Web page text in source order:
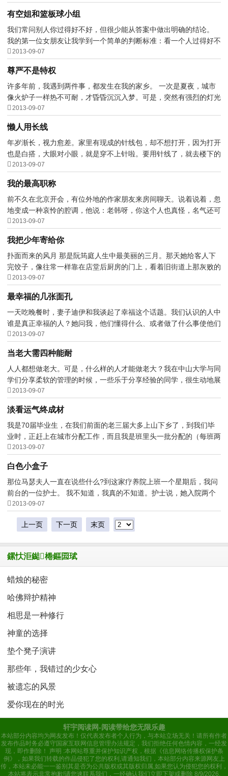
有空姐和篮板球小组
我们常问别人你过得好不好，但很少能从答案中做出明确的结论。
我的第一位女朋友让我学到一个简单的判断标准：看一个人过得好不
好，就看他有没有空...
 2013-09-07
尊严不是特权
许多年前，我遇到两件事，都发生在我的家乡。 一次是夏夜，城市
像火炉子一样热不可耐，才昏昏沉沉入梦。可是，突然有强烈的灯光
将我刺醒，我揉了半...
 2013-09-07
懒人用长线
年岁渐长，视力愈差。家里有现成的针线包，却不想打开，因为打开
也是白搭，大眼对小眼，就是穿不上针啦。要用针线了，就去楼下的
裁缝店，请眼神明亮...
 2013-09-07
我的最高职称
前不久在北京开会，有位外地的作家朋友来房间聊天。说着说着，忽
地变成一种哀怜的腔调，他说：老韩呀，你这个人也真怪，名气还可
以，就是没得过什么...
 2013-09-07
我把少年寄给你
扑面而来的风月 那是阮筠庭人生中最美丽的三月。那天她给客人下
完饺子，像往常一样靠在店堂后厨房的门上，看着旧街道上那灰败的
老建筑，每扇窗户都...
 2013-09-07
最幸福的几张面孔
一天吃晚餐时，妻子迪伊和我谈起了幸福这个话题。我们认识的人中
谁是真正幸福的人？她问我，他们懂得什么、或者做了什么事使他们
那样幸福？ 我迅速...
 2013-09-07
当老大需四种能耐
人人都想做老大。可是，什么样的人才能做老大？我在中山大学与同
学们分享柔软的管理的时候，一些乐于分享经验的同学，很生动地展
示了能够从人群中脱...
 2013-09-07
淡看运气终成材
我是70届毕业生，在我们前面的老三届大多上山下乡了，到我们毕
业时，正赶上在城市分配工作，而且我是班里头一批分配的（每班两
人）。有人说，你赶上...
 2013-09-07
白色小盒子
那位马瑟夫人一直在说些什么?到这家疗养院上班一个星期后，我问
前台的一位护士。 我不知道，我真的不知道。护士说，她入院两个
礼拜了，她的家人都清...
 2013-09-07
上一页 下一页 末页
鏍忕洰鐑棬鏂囩珷
蜡烛的秘密
哈佛辩护精神
相思是一种修行
神童的选择
垫个凳子演讲
那些年，我错过的少女心
被遗忘的风景
爱你现在的时光
轩宇阅读网-阅读带给您无限乐趣
本站部分内容均为网友发布！仅代表发布者个人行为，与本站立场无关！请所有作者
发布作品时务必遵守国家互联网信息管理办法规定，我们拒绝任何色情内容，一经发
现，即作删除！ 声明 :本网站尊重并保护知识产权，根据《信息网络传播权保护条
例》，如果我们转载的作品侵犯了您的权利,请通知我们，本站部分内容来源网友上
传，本站未必能一一鉴别其是否为公共版权或其版权归属,如果您认为侵犯您的权利，
本站将表示非常抱歉!请您速联系我们，一经确认我们立即下架或删除 8/9/2026,